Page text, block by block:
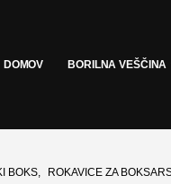
DOMOV BORILNA VEŠČINA
BOKS, ROKAVICE ZA